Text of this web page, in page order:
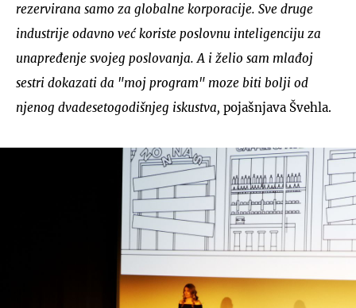
rezervirana samo za globalne korporacije. Sve druge
industrije odavno već koriste poslovnu inteligenciju za
unapređenje svojeg poslovanja. A i želio sam mlađoj
sestri dokazati da "moj program" moze biti bolji od
njenog dvadesetogodišnjeg iskustva, pojašnjava Švehla.